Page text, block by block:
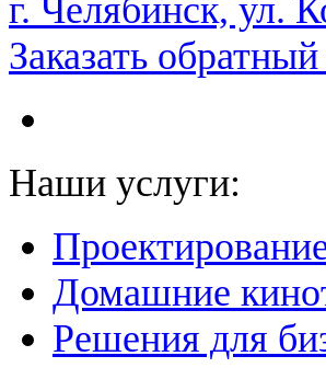
г. Челябинск, ул.
Заказать
Наши услуги:
Домашние
Решения для